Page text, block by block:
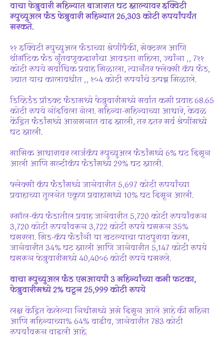
वाचा फेब्रुवारी महिन्यात बाजारात घट झाल्यावर इक्विटी
म्युच्युअल फंड फेब्रुवारी महिन्यात 26,303 कोटी रुपयांपर्यंत
सरकते.
११ इक्विटी म्युच्युअल फंडाच्या श्रेणींपैकी, सेक्टरल आणि
थीमॅटिक फंड गुंतवणूकदारांचा आवडता राहिला, ज्यांना ,, 7११
कोटी रुपये सर्वाधिक प्रवाह मिळाला, त्यानंतर फ्लेक्सी कॅप फंड,
ज्यात याच कालावधीत ,, १०4 कोटी रुपयांचे उत्पन्न मिळाले.
डिव्हिडंड प्रॉडक्ट फंडामध्ये फेब्रुवारीमध्ये सर्वात कमी प्रवाह 68.65
कोटी रुपये नोंदविला गेला. महिन्या-महिन्याच्या आधारे, केवळ
केंद्रित फंडांमध्ये आगमनात वाढ झाली, तर इतर सर्व श्रेणींमध्ये
घट झाली.
मासिक आधारावर लार्जकॅप म्युच्युअल फंडांमध्ये 6% घट दिसून
आली आणि मल्टीकॅप फंडांमध्ये 29% घट झाली.
फ्लेक्सी कॅप फंडांमध्ये जानेवारीत 5,697 कोटी रुपयांच्या
प्रवाहाच्या तुलनेत एकूण प्रवाहामध्ये 10% घट दिसून आली.
स्मॉल-कॅप फंडातील प्रवाह जानेवारीत 5,720 कोटी रुपयांवरून
3,720 कोटी रुपयांवरून 3,722 कोटी रुपये घसरून 35%
घसरला. मिड-कॅप फंडांनी या खटल्याचा पाठपुरावा केला,
जानेवारीत 34% घट झाली आणि जानेवारीत 5,147 कोटी रुपये
घसरून फेब्रुवारीमध्ये 40,40०6 कोटी रुपये घसरले.
वाचा म्युच्युअल फंड एसआयपी 3 महिन्यांच्या कमी फटका,
फेब्रुवारीमध्ये 2% घटून 25,999 कोटी रुपये
लक्ष केंद्रित केलेल्या निधीमध्ये असे दिसून आले आहे की महिना
आणि महिन्याच्या% 64% वाढीव, जानेवारीत 783 कोटी
रुपयांवरून वाढली आहे.